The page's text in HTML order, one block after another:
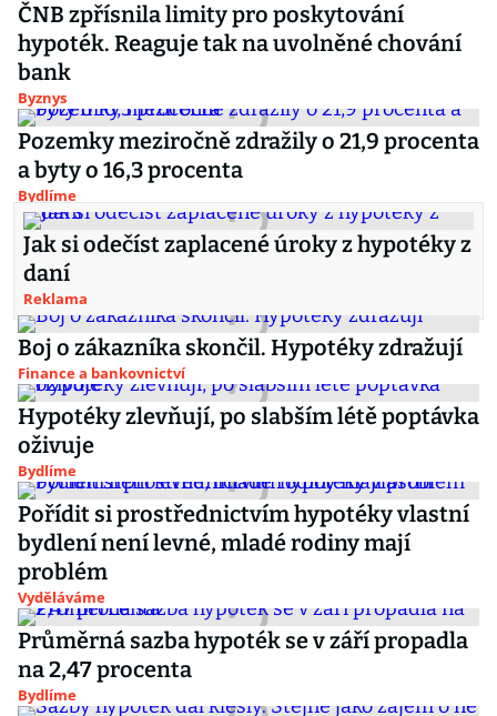
ČNB zpřísnila limity pro poskytování
hypoték. Reaguje tak na uvolněné chování
bank
Byznys
Pozemky meziročně zdražily o 21,9 procenta
a byty o 16,3 procenta
Bydlíme
Jak si odečíst zaplacené úroky z hypotéky z
daní
Reklama
Boj o zákazníka skončil. Hypotéky zdražují
Finance a bankovnictví
Hypotéky zlevňují, po slabším létě poptávka
oživuje
Bydlíme
Pořídit si prostřednictvím hypotéky vlastní
bydlení není levné, mladé rodiny mají
problém
Vyděláváme
Průměrná sazba hypoték se v září propadla
na 2,47 procenta
Bydlíme